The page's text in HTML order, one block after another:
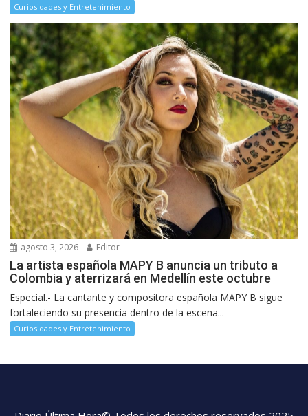
Curiosidades y Entretenimiento
agosto 3, 2026 Editor
La artista española MAPY B anuncia un tributo a
Colombia y aterrizará en Medellín este octubre
Especial.- La cantante y compositora española MAPY B sigue
fortaleciendo su presencia dentro de la escena...
Curiosidades y Entretenimiento